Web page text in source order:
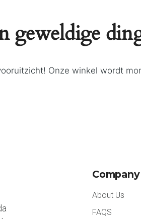
geweldige
Onze winkel wordt
Company
About Us
FAQS